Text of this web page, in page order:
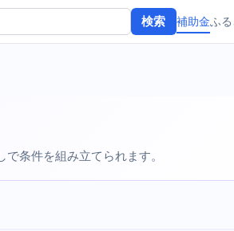
検索 補助金ふ
条件を組み立てられます。